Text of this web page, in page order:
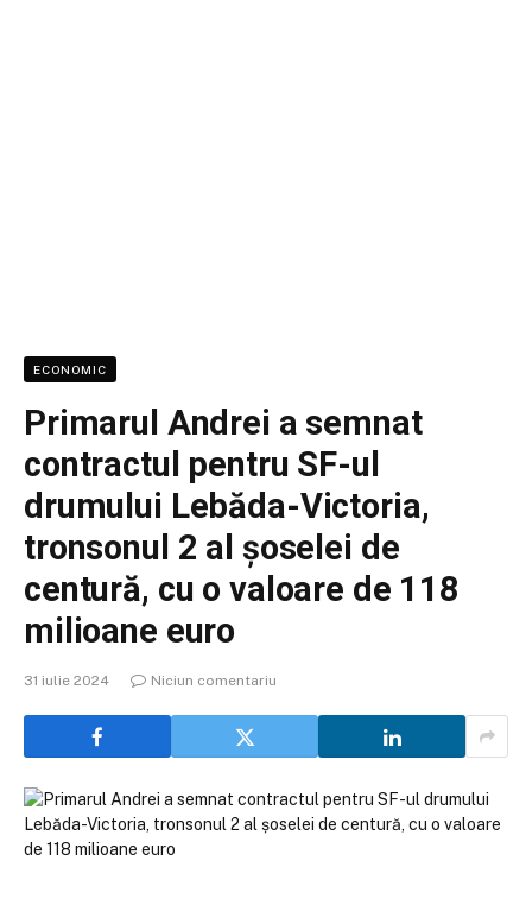
ECONOMIC
Primarul Andrei a semnat
contractul pentru SF-ul
drumului Lebăda-Victoria,
tronsonul 2 al șoselei de
centură, cu o valoare de 118
milioane euro
31 iulie 2024 Niciun comentariu